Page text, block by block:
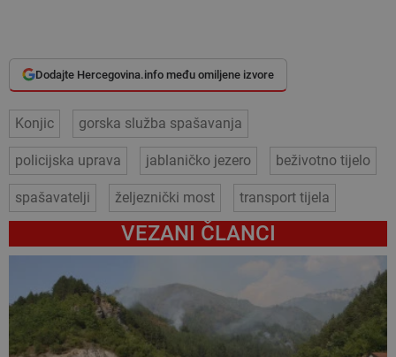
Dodajte Hercegovina.info među omiljene izvore
Konjic gorska služba spašavanja
policijska uprava jablaničko jezero beživotno tijelo
spašavatelji željeznički most transport tijela
VEZANI ČLANCI